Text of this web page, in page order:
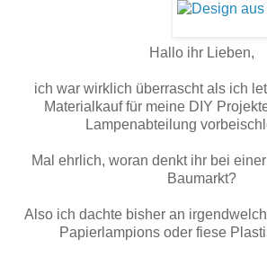
Hallo ihr Lieben,
ich war wirklich überrascht als ich
Materialkauf für meine DIY
Lampenabteilung
Mal ehrlich, woran denkt ihr bei
Baumarkt?
Also ich dachte bisher an
Papierlampions oder fiese